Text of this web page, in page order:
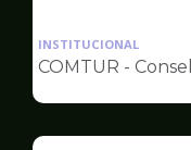
INSTITUCIONAL
COMTUR -